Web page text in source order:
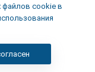
файлов cookie в